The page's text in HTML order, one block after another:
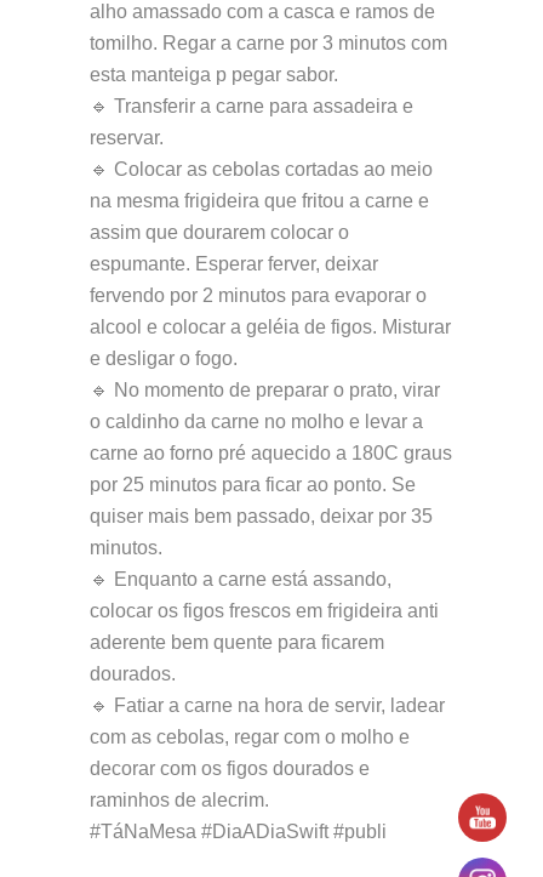
alho amassado com a casca e ramos de
tomilho. Regar a carne por 3 minutos com
esta manteiga p pegar sabor.
🔹 Transferir a carne para assadeira e
reservar.
🔹 Colocar as cebolas cortadas ao meio
na mesma frigideira que fritou a carne e
assim que dourarem colocar o
espumante. Esperar ferver, deixar
fervendo por 2 minutos para evaporar o
alcool e colocar a geléia de figos. Misturar
e desligar o fogo.
🔹 No momento de preparar o prato, virar
o caldinho da carne no molho e levar a
carne ao forno pré aquecido a 180C graus
por 25 minutos para ficar ao ponto. Se
quiser mais bem passado, deixar por 35
minutos.
🔹 Enquanto a carne está assando,
colocar os figos frescos em frigideira anti
aderente bem quente para ficarem
dourados.
🔹 Fatiar a carne na hora de servir, ladear
com as cebolas, regar com o molho e
decorar com os figos dourados e
raminhos de alecrim.
#TáNaMesa #DiaADiaSwift #publi